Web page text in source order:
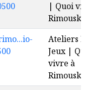
| Quoi
Rimouski
Ateliers
Jeux |
vivre à
Rimouski